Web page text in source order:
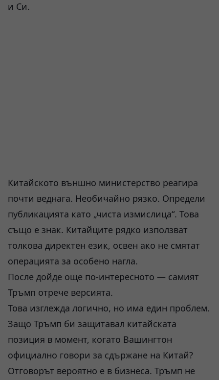
и Си.
Китайското външно министерство реагира
почти веднага. Необичайно рязко. Определи
публикацията като „чиста измислица“. Това
също е знак. Китайците рядко използват
толкова директен език, освен ако не смятат
операцията за особено нагла.
После дойде още по-интересното — самият
Тръмп отрече версията.
Това изглежда логично, но има един проблем.
Защо Тръмп би защитавал китайската
позиция в момент, когато Вашингтон
официално говори за сдържане на Китай?
Отговорът вероятно е в бизнеса. Тръмп не